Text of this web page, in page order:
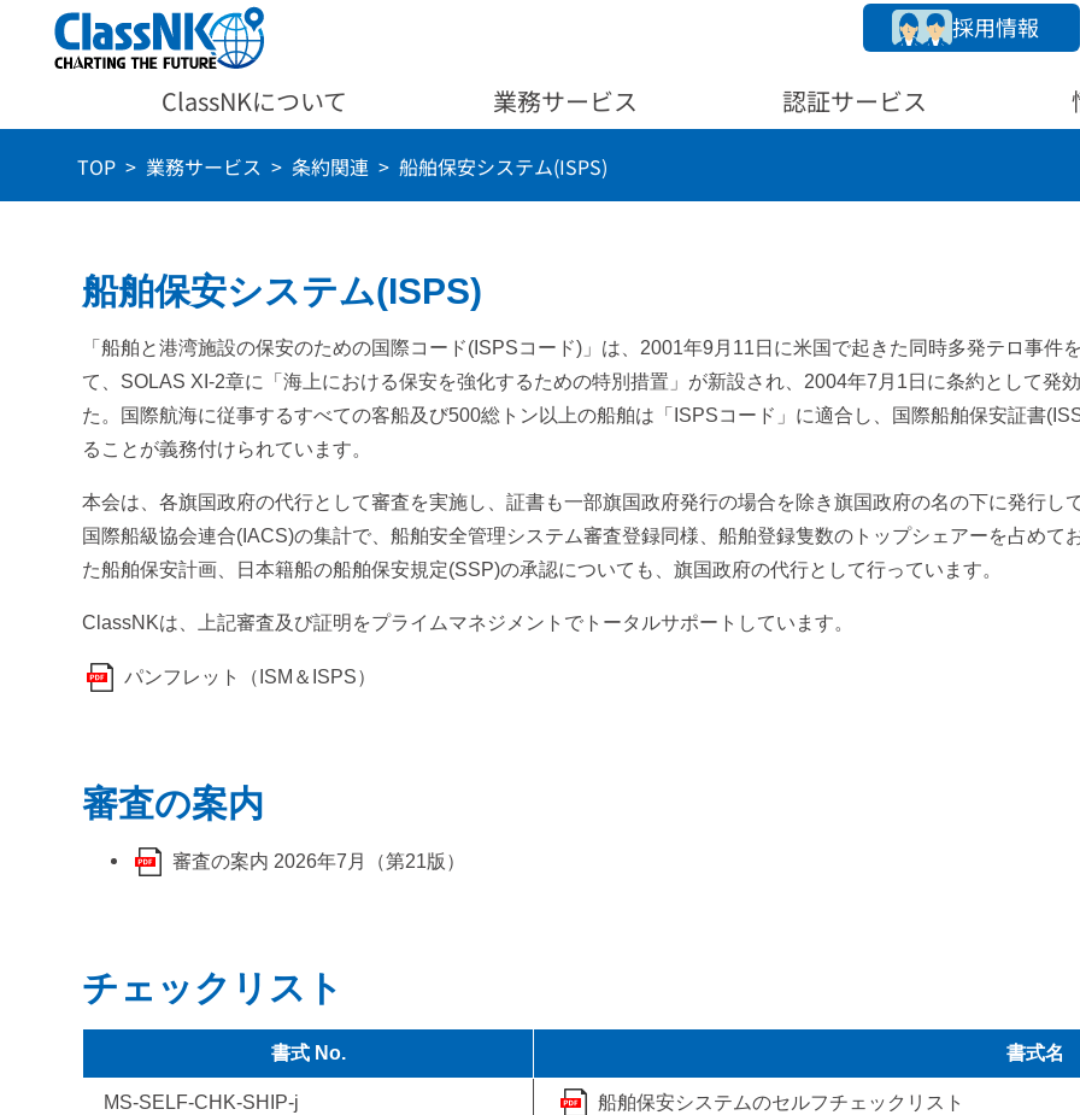
採用情報
ClassNKについて 業務サービス 認証サービス
TOP 業務サービス 条約関連 船舶保安システム(ISPS)
船舶保安システム(ISPS)
「船舶と港湾施設の保安のための国際コード(ISPSコード)」は、2001年9月11日に米国で起きた同時多発テロ事件
て、SOLAS XI-2章に「海上における保安を強化するための特別措置」が新設され、2004年7月1日に条約として発
た。国際航海に従事するすべての客船及び500総トン以上の船舶は「ISPSコード」に適合し、国際船舶保安証書
ることが義務付けられています。
本会は、各旗国政府の代行として審査を実施し、証書も一部旗国政府発行の場合を除き旗国政府の名の下に発行し
国際船級協会連合(IACS)の集計で、船舶安全管理システム審査登録同様、船舶登録隻数のトップシェアーを占めて
た船舶保安計画、日本籍船の船舶保安規定(SSP)の承認についても、旗国政府の代行として行っています。
ClassNKは、上記審査及び証明をプライムマネジメントでトータルサポートしています。
パンフレット（ISM＆ISPS）
審査の案内
審査の案内 2026年7月（第21版）
チェックリスト
書式 No. 書式名
MS-SELF-CHK-SHIP-j 船舶保安システムのセルフチェックリスト